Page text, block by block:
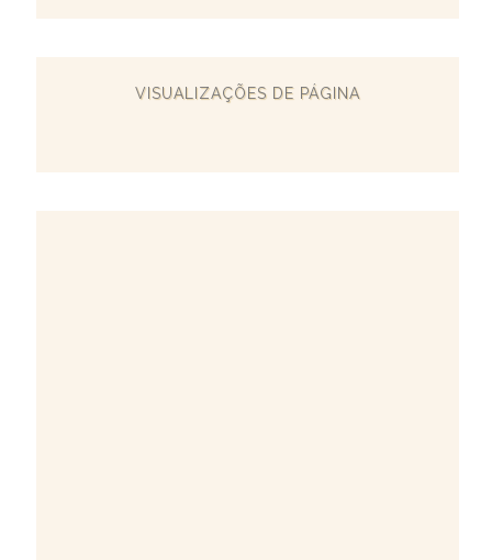
VISUALIZAÇÕES DE PÁGINA